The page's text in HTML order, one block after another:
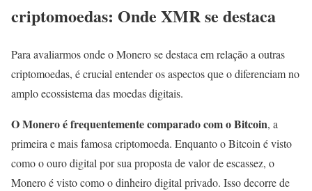
criptomoedas: Onde XMR se destaca
Para avaliarmos onde o Monero se destaca em relação a outras
criptomoedas, é crucial entender os aspectos que o diferenciam no
amplo ecossistema das moedas digitais.
O Monero é frequentemente comparado com o Bitcoin, a
primeira e mais famosa criptomoeda. Enquanto o Bitcoin é visto
como o ouro digital por sua proposta de valor de escassez, o
Monero é visto como o dinheiro digital privado. Isso decorre de